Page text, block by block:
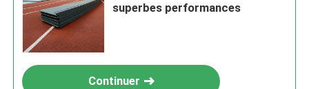
superbes performances
Continuer